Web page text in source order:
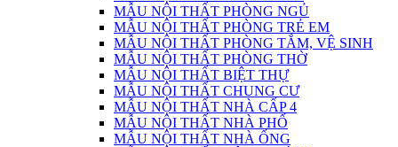
MẪU NỘI THẤT PHÒNG NGỦ
MẪU NỘI THẤT PHÒNG TRẺ EM
MẪU NỘI THẤT PHÒNG TẮM, VỆ SINH
MẪU NỘI THẤT PHÒNG THỜ
MẪU NỘI THẤT BIỆT THỰ
MẪU NỘI THẤT CHUNG CƯ
MẪU NỘI THẤT NHÀ CẤP 4
MẪU NỘI THẤT NHÀ PHỐ
MẪU NỘI THẤT NHÀ ỐNG